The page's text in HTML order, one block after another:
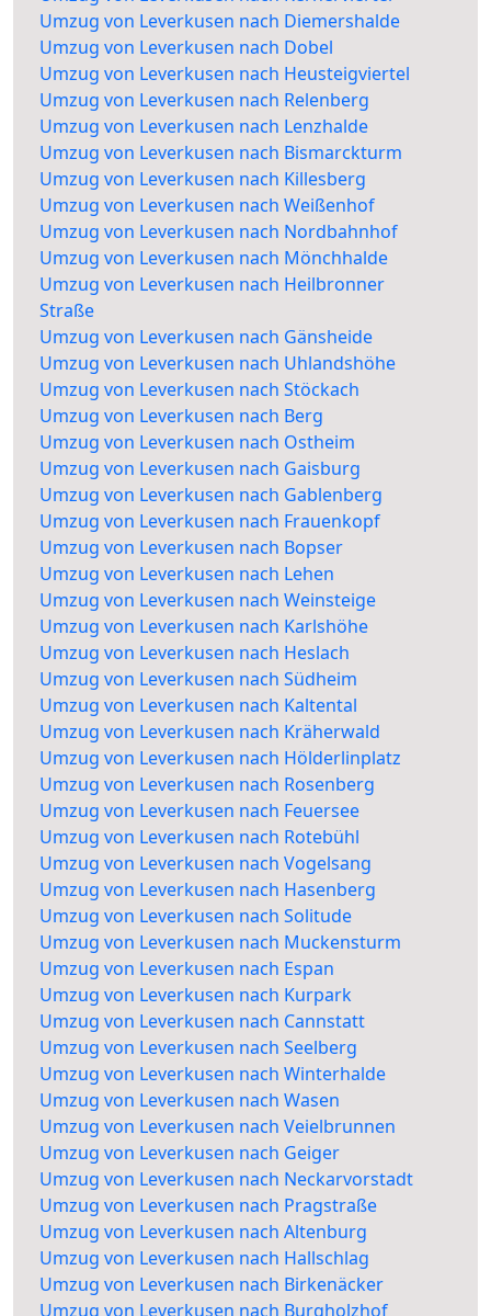
Umzug von Leverkusen nach Diemershalde
Umzug von Leverkusen nach Dobel
Umzug von Leverkusen nach Heusteigviertel
Umzug von Leverkusen nach Relenberg
Umzug von Leverkusen nach Lenzhalde
Umzug von Leverkusen nach Bismarckturm
Umzug von Leverkusen nach Killesberg
Umzug von Leverkusen nach Weißenhof
Umzug von Leverkusen nach Nordbahnhof
Umzug von Leverkusen nach Mönchhalde
Umzug von Leverkusen nach Heilbronner
Straße
Umzug von Leverkusen nach Gänsheide
Umzug von Leverkusen nach Uhlandshöhe
Umzug von Leverkusen nach Stöckach
Umzug von Leverkusen nach Berg
Umzug von Leverkusen nach Ostheim
Umzug von Leverkusen nach Gaisburg
Umzug von Leverkusen nach Gablenberg
Umzug von Leverkusen nach Frauenkopf
Umzug von Leverkusen nach Bopser
Umzug von Leverkusen nach Lehen
Umzug von Leverkusen nach Weinsteige
Umzug von Leverkusen nach Karlshöhe
Umzug von Leverkusen nach Heslach
Umzug von Leverkusen nach Südheim
Umzug von Leverkusen nach Kaltental
Umzug von Leverkusen nach Kräherwald
Umzug von Leverkusen nach Hölderlinplatz
Umzug von Leverkusen nach Rosenberg
Umzug von Leverkusen nach Feuersee
Umzug von Leverkusen nach Rotebühl
Umzug von Leverkusen nach Vogelsang
Umzug von Leverkusen nach Hasenberg
Umzug von Leverkusen nach Solitude
Umzug von Leverkusen nach Muckensturm
Umzug von Leverkusen nach Espan
Umzug von Leverkusen nach Kurpark
Umzug von Leverkusen nach Cannstatt
Umzug von Leverkusen nach Seelberg
Umzug von Leverkusen nach Winterhalde
Umzug von Leverkusen nach Wasen
Umzug von Leverkusen nach Veielbrunnen
Umzug von Leverkusen nach Geiger
Umzug von Leverkusen nach Neckarvorstadt
Umzug von Leverkusen nach Pragstraße
Umzug von Leverkusen nach Altenburg
Umzug von Leverkusen nach Hallschlag
Umzug von Leverkusen nach Birkenäcker
Umzug von Leverkusen nach Burgholzhof